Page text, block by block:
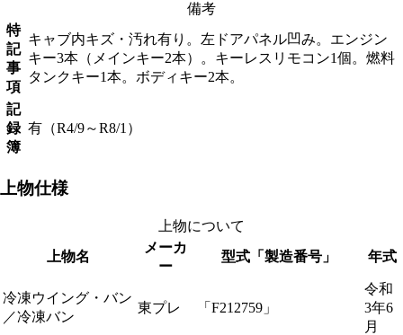
備考
特
記
事
項
キャブ内キズ・汚れ有り。左ドアパネル凹み。エンジン
キー3本（メインキー2本）。キーレスリモコン1個。燃料
タンクキー1本。ボディキー2本。
記
録
簿
有（R4/9～R8/1）
上物仕様
上物について
上物名
メーカ
ー
型式「製造番号」 年式
冷凍ウイング・バン
／冷凍バン
東プレ 「F212759」
令和
3年6
月